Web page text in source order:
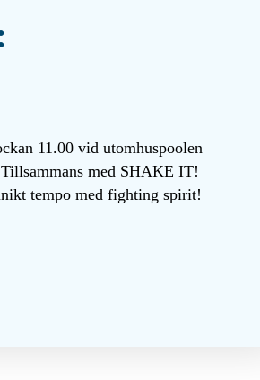
11.00 vid utomhuspoolen
med SHAKE IT!
tempo med fighting spirit!